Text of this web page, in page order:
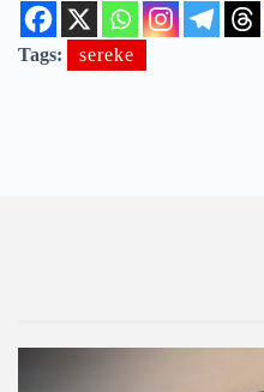
Tags: sereke